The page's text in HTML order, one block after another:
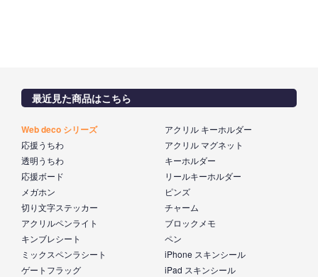
最近見た商品はこちら
Web deco シリーズ
応援うちわ
透明うちわ
応援ボード
メガホン
切り文字ステッカー
アクリルペンライト
キンブレシート
ミックスペンラシート
ゲートフラッグ
アクリル キーホルダー
アクリル マグネット
キーホルダー
リールキーホルダー
ピンズ
チャーム
ブロックメモ
ペン
iPhone スキンシール
iPad スキンシール